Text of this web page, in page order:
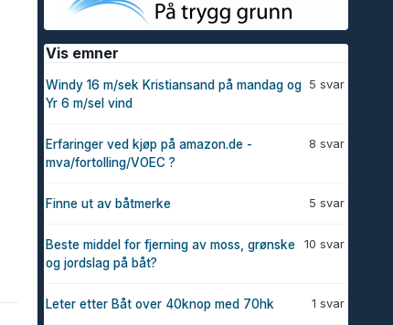
Vis emner
5 svar
Windy 16 m/sek Kristiansand på mandag og
Yr 6 m/sel vind
8 svar
Erfaringer ved kjøp på amazon.de -
mva/fortolling/VOEC ?
5 svar
Finne ut av båtmerke
10 svar
Beste middel for fjerning av moss, grønske
og jordslag på båt?
1 svar
Leter etter Båt over 40knop med 70hk